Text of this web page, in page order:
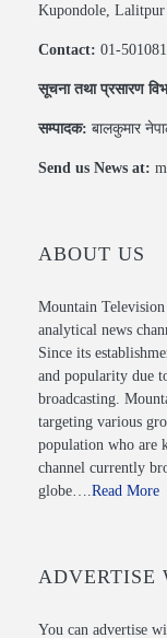
Kupondole, Lalitpur
Contact: 01-
सूचना तथा प्रसारण
सम्पादक: बालकुमार
Send us News at:
ABOUT US
Mountain
analytical news
Since its
and popularity due
broadcasting.
targeting various
population who are
channel currently
globe…. Read More
ADVERTISE
You can advertise